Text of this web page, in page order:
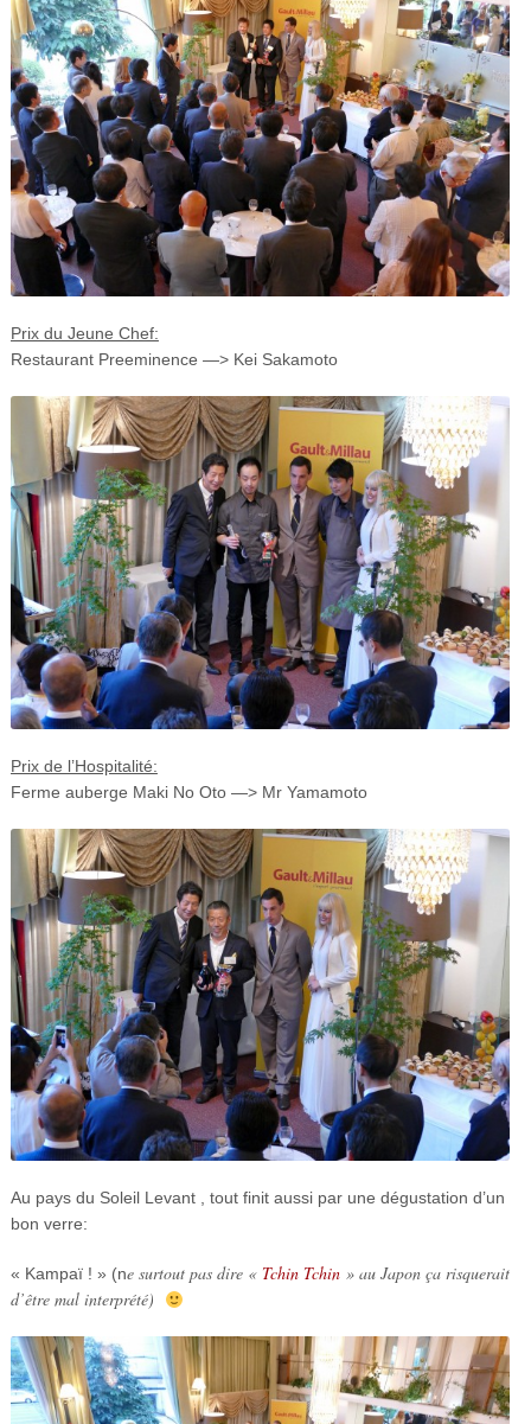
Prix du Jeune Chef:
Restaurant Preeminence —> Kei Sakamoto
Prix de l’Hospitalité:
Ferme auberge Maki No Oto —> Mr Yamamoto
Au pays du Soleil Levant , tout finit aussi par une dégustation d’un
bon verre:
« Kampaï ! » (ne surtout pas dire « Tchin Tchin» au Japon ça risquerait
d’être mal interprété)